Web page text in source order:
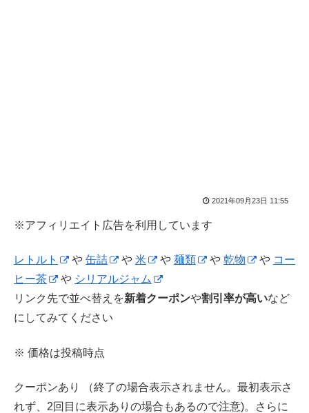
2021年09月23日 11:55
※アフィリエイト広告を利用しています
レトルト や 缶詰 や 米 や 麺類 や 乾物 や コー
ヒー茶
や シリアルジャム
リンク先で並べ替えを新着クーポンや割引率が高いなど
にしてみてください
※ 価格は投稿時点
クーポンあり （終了の場合表示されません。最初表示さ
れず、2回目に表示ありの場合もあるので注意)。さらに